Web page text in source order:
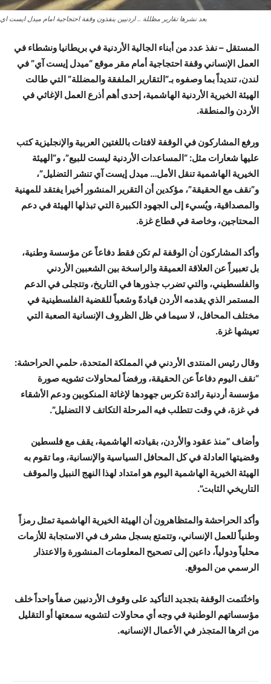
بعد نشرها تقارير مظللة .. اردنيين ينفذون وقفة احتجاجية امام ميدل ايست اي
المستقل – نفذ عدد من أبناء الجالية الأردنية في بريطانيا ونشطاء في
العمل الإنساني وقفة احتجاجية أمام مقر موقع “ميدل إيست آي” في
لندن، تنديداً بما وصفوه بـ”التقارير الملفقة والمضللة” التي طالت
الهيئة الخيرية الأردنية الهاشمية، إحدى أهم أذرع العمل الإغاثي في
الأردن والمنطقة.
ورفع المشاركون في الوقفة لافتات باللغتين العربية والإنجليزية كتب
عليها شعارات مثل: “المساعدات الأردنية ليست للبيع”، و”الهيئة
الخيرية الهاشمية تنقل الأمل… ميدل إيست آي تنشر التضليل”،
و”نقف مع الحقيقة”، مؤكدين أن التقرير المنشور أخيرا يفتقد للمهنية
والمصداقية، ويُسيء إلى الجهود الكبيرة التي تبذلها الهيئة في دعم
المحتاجين، وخاصة في قطاع غزة.
وأكد المشاركون أن الوقفة لم تكن فقط دفاعاً عن مؤسسة وطنية،
بل تعبيراً عن العلاقة العميقة والراسخة بين الشعبين الأردني
والفلسطيني، والتي تضرب جذورها في التاريخ، وتتجلى في الدعم
المستمر الذي يقدمه الأردن قيادةً وشعباً للقضية الفلسطينية في
مختلف المحافل، لا سيما في ظل الظروف الإنسانية الصعبة التي
تعيشها غزة.
وقال رئيس المنتدى الأردني في المملكة المتحدة، حلمي الحراحشة:
“نقف اليوم دفاعاً عن الحقيقة، ورفضاً لمحاولات تشويه صورة
مؤسسة أردنية رائدة تكرس جهودها لإغاثة المنكوبين ودعم الأشقاء
في غزة، في وقت تتطلب فيه المرحلة التكاتف لا التضليل”.
وأضاف “منذ عقود والأردن، بقيادته الهاشمية، يقف مع فلسطين
وقضيتها العادلة في كل المحافل السياسية والإنسانية، وما تقوم به
الهيئة الخيرية الهاشمية اليوم هو امتداد لهذا النهج النبيل والموقف
التاريخي الثابت”.
وأكد الحراحشة والمتظاهرون أن الهيئة الخيرية الهاشمية تمثل رمزاً
وطنياً للعمل الإنساني، وتتمتع بسجل مشرف في الاستجابة للأزمات
محلياً ودولياً، داعين إلى تصحيح المعلومات المنشورة والاعتذار
الرسمي من الموقع.
واختُتمت الوقفة بتجديد التأكيد على وقوف الأردنيين صفاً واحداً خلف
مؤسساتهم الوطنية في وجه أي محاولات لتشويه سمعتها أو التقليل
من اثرها المتجذر في الأعمال الإنسانيه.